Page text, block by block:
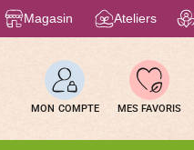
Magasin Ateliers
MON COMPTE MES FAVORIS